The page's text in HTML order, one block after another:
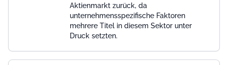
Aktienmarkt zurück, da
unternehmensspezifische Faktoren
mehrere Titel in diesem Sektor unter
Druck setzten.